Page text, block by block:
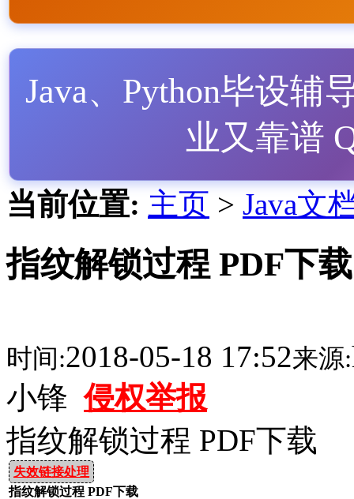
Java、Python毕设辅
业又靠谱
当前位置: 主页 > Java文
指纹解锁过程 PDF下载
时间:2018-05-18 17:52来源:
小锋侵权举报
指纹解锁过程 PDF下载
失效链接处理
指纹解锁过程 PDF下载